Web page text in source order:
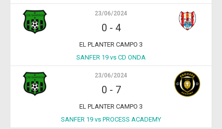
23/06/2024
0 - 4
EL PLANTER CAMPO 3
SANFER 19 vs CD ONDA
23/06/2024
0 - 7
EL PLANTER CAMPO 3
SANFER 19 vs PROCESS ACADEMY